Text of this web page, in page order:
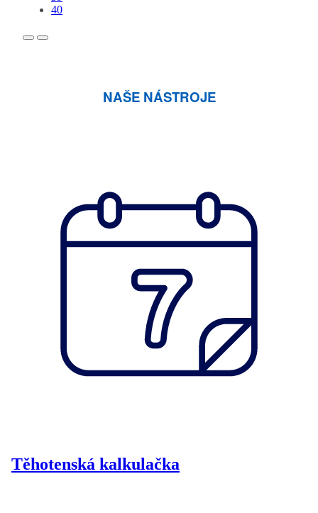
40
NAŠE NÁSTROJE
Těhotenská kalkulačka